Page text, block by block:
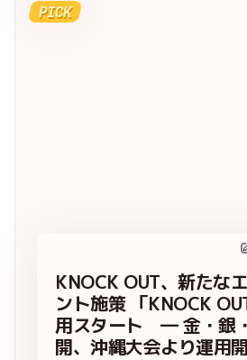
PICK
KNOCK OUT、新たな
ント施策 「KNOCK
用スタート ― 金・銀
開、沖縄大会より運用